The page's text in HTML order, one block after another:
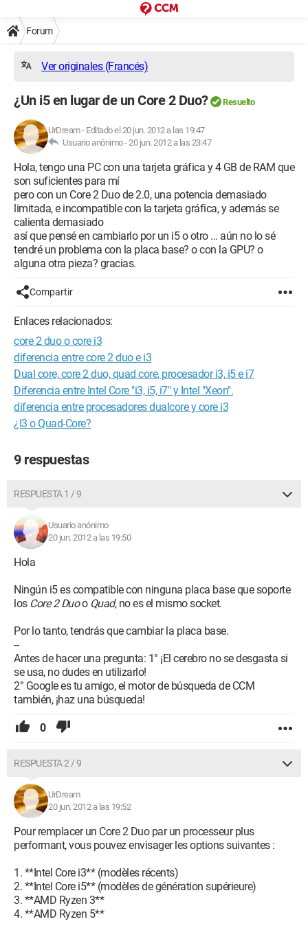
Forum
Ver originales (Francés)
¿Un i5 en lugar de un Core 2 Duo? Resuelto
UrDream- Editado el 20 jun. 2012 a las 19:47
Usuario anónimo -20 jun. 2012 a las 23:47
Hola, tengo una PC con una tarjeta gráfica y 4 GB de RAM que
son suficientes para mí
pero con un Core 2 Duo de 2.0, una potencia demasiado
limitada, e incompatible con la tarjeta gráfica, y además se
calienta demasiado
así que pensé en cambiarlo por un i5 o otro ... aún no lo sé
tendré un problema con la placa base? o con la GPU? o
alguna otra pieza? gracias.
Compartir
Enlaces relacionados:
core 2 duo o core i3
diferencia entre core 2 duo e i3
Dual core, core 2 duo, quad core, procesador i3, i5 e i7
Diferencia entre Intel Core "i3, i5, i7" y Intel "Xeon".
diferencia entre procesadores dualcore y core i3
¿I3 o Quad-Core?
9 respuestas
RESPUESTA 1 / 9
Usuario anónimo
20 jun. 2012 a las 19:50
Hola
Ningún i5 es compatible con ninguna placa base que soporte
los Core 2 Duoo Quad, no es el mismo socket.
Por lo tanto, tendrás que cambiar la placa base.
--
Antes de hacer una pregunta: 1° ¡El cerebro no se desgasta si
se usa, no dudes en utilizarlo!
2° Google es tu amigo, el motor de búsqueda de CCM
también, ¡haz una búsqueda!
0
RESPUESTA 2 / 9
UrDream
20 jun. 2012 a las 19:52
Pour remplacer un Core 2 Duo par un processeur plus
performant, vous pouvez envisager les options suivantes :
1. **Intel Core i3** (modèles récents)
2. **Intel Core i5** (modèles de génération supérieure)
3. **AMD Ryzen 3**
4. **AMD Ryzen 5**